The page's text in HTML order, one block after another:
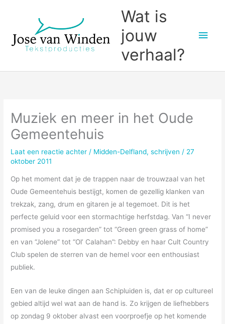
inhoud
Wat is
jouw
verhaal?
Muziek en meer in het Oude
Gemeentehuis
Laat een reactie achter / Midden-Delfland,schrijven / 27
oktober 2011
Op het moment dat je de trappen naar de trouwzaal van het
Oude Gemeentehuis bestijgt, komen de gezellig klanken van
trekzak, zang, drum en gitaren je al tegemoet. Dit is het
perfecte geluid voor een stormachtige herfstdag. Van “I never
promised you a rosegarden” tot “Green green grass of home”
en van “Jolene” tot “Ol’ Calahan”: Debby en haar Cult Country
Club spelen de sterren van de hemel voor een enthousiast
publiek.
Een van de leuke dingen aan Schipluiden is, dat er op cultureel
gebied altijd wel wat aan de hand is. Zo krijgen de liefhebbers
op zondag 9 oktober alvast een voorproefje op het komende